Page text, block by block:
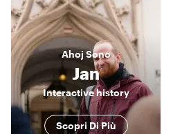
AhojSono
Jan
Interactive history
Scopri Di Più